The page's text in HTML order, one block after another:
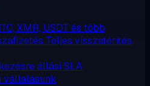
XMR, USDT és több
Teljes visszatérítés,
állási SLA
vállalásunk